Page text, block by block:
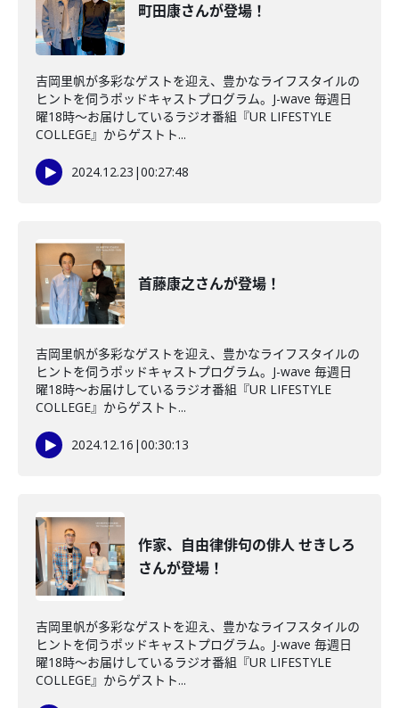
町田康さんが登場！
吉岡里帆が多彩なゲストを迎え、豊かなライフスタイルの
ヒントを伺うポッドキャストプログラム。J-wave 毎週日
曜18時～お届けしているラジオ番組『UR LIFESTYLE
COLLEGE』からゲストト...
2024.12.23 |00:27:48
首藤康之さんが登場！
吉岡里帆が多彩なゲストを迎え、豊かなライフスタイルの
ヒントを伺うポッドキャストプログラム。J-wave 毎週日
曜18時～お届けしているラジオ番組『UR LIFESTYLE
COLLEGE』からゲストト...
2024.12.16 |00:30:13
作家、自由律俳句の俳人 せきしろ
さんが登場！
吉岡里帆が多彩なゲストを迎え、豊かなライフスタイルの
ヒントを伺うポッドキャストプログラム。J-wave 毎週日
曜18時～お届けしているラジオ番組『UR LIFESTYLE
COLLEGE』からゲストト...